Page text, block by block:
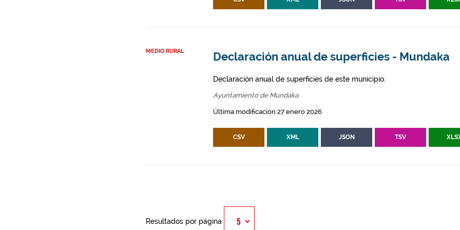
MEDIO RURAL Declaración anual de superficies - Mundaka
Declaración anual de superficies de este municipio.
Ayuntamiento de Mundaka
Última modificación 27 enero 2026
CSV XML JSON TSV
Resultados por página